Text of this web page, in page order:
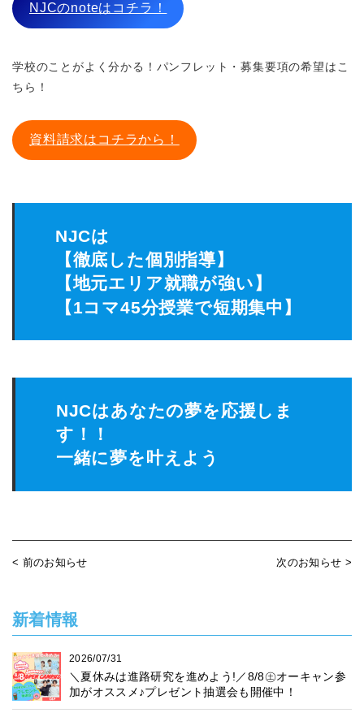
NJCのnoteはコチラ！
学校のことがよく分かる！パンフレット・募集要項の希望はこ
ちら！
資料請求はコチラから！
NJCは
【徹底した個別指導】
【地元エリア就職が強い】
【1コマ45分授業で短期集中】
NJCはあなたの夢を応援しま
す！！
一緒に夢を叶えよう
< 前のお知らせ 次のお知らせ >
新着情報
2026/07/31
＼夏休みは進路研究を進めよう!／8/8㊏オーキャン参
加がオススメ♪プレゼント抽選会も開催中！